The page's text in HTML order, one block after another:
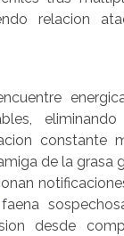
relacion
constante
de la grasa
faena
desde